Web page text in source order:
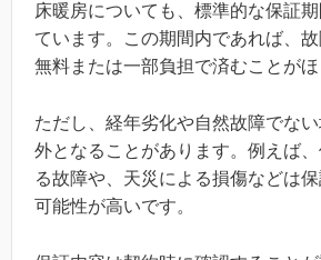
床暖房についても、標準的な保証
ています。この期間内であれば、
無料または一部負担で済むことがほ
ただし、経年劣化や自然故障でな
外となることがあります。例えば
る故障や、天災による損傷などは
可能性が高いです。